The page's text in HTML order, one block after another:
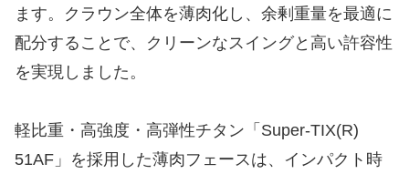
ます。クラウン全体を薄肉化し、余剰重量を最適に
配分することで、クリーンなスイングと高い許容性
を実現しました。
軽比重・高強度・高弾性チタン「Super-TIX(R)
51AF」を採用した薄肉フェースは、インパクト時